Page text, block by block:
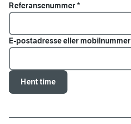
Referansenummer *
E-postadresse eller mobilnummer
Hent time